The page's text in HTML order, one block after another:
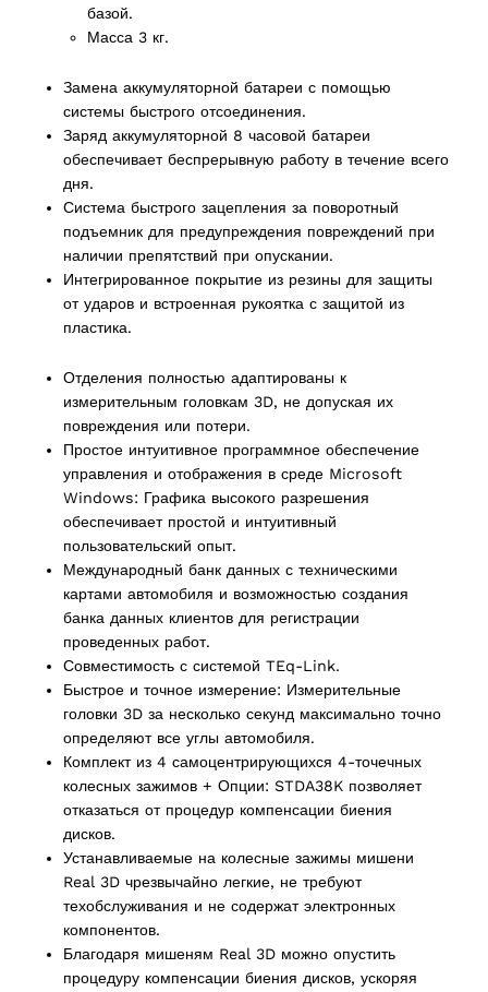
products
61 products
базой.
Масса 3 кг.
Замена аккумуляторной батареи с помощью
системы быстрого отсоединения.
Заряд аккумуляторной 8 часовой батареи
обеспечивает беспрерывную работу в течение всего
дня.
Система быстрого зацепления за поворотный
подъемник для предупреждения повреждений при
наличии препятствий при опускании.
Интегрированное покрытие из резины для защиты
от ударов и встроенная рукоятка с защитой из
пластика.
Отделения полностью адаптированы к
измерительным головкам 3D, не допуская их
повреждения или потери.
Простое интуитивное программное обеспечение
управления и отображения в среде Microsoft
Windows: Графика высокого разрешения
обеспечивает простой и интуитивный
пользовательский опыт.
Международный банк данных с техническими
картами автомобиля и возможностью создания
банка данных клиентов для регистрации
проведенных работ.
Совместимость с системой TEq-Link.
Быстрое и точное измерение: Измерительные
головки 3D за несколько секунд максимально точно
определяют все углы автомобиля.
Комплект из 4 самоцентрирующихся 4-точечных
колесных зажимов + Опции: STDA38K позволяет
отказаться от процедур компенсации биения
дисков.
Устанавливаемые на колесные зажимы мишени
Real 3D чрезвычайно легкие, не требуют
техобслуживания и не содержат электронных
компонентов.
Благодаря мишеням Real 3D можно опустить
процедуру компенсации биения дисков, ускоряя